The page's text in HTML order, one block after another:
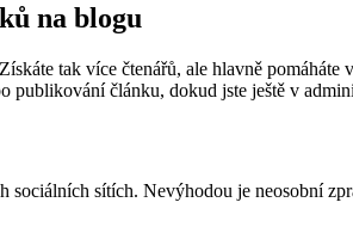
na blogu
tak více čtenářů, ale hlavně
publikování článku, dokud jste ještě v
sítích. Nevýhodou je neosobní